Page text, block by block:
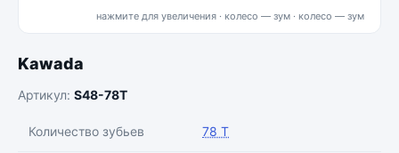
нажмите для увеличения · колесо — зум
Kawada
Артикул: S48-78T
Количество зубьев 78 T